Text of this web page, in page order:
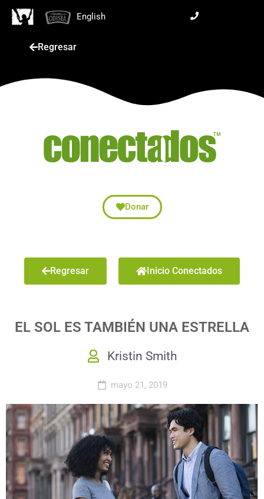
English
Regresar
Donar
Regresar Inicio Conectados
EL SOL ES TAMBIÉN UNA ESTRELLA
Kristin Smith
mayo 21, 2019